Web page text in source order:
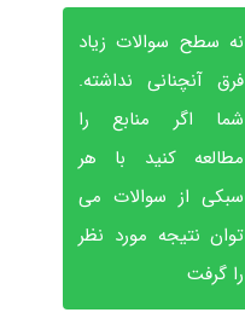
نه سطح سوالات زیاد
فرق آنچنانی نداشته.
شما اگر منابع را
مطالعه کنید با هر
سبکی از سوالات می
توان نتیجه مورد نظر
را گرفت